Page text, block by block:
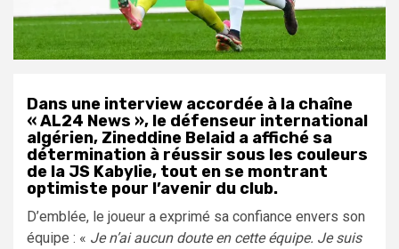
Dans une interview accordée à la chaîne
« AL24 News », le défenseur international
algérien, Zineddine Belaid a affiché sa
détermination à réussir sous les couleurs
de la JS Kabylie, tout en se montrant
optimiste pour l’avenir du club.
D’emblée, le joueur a exprimé sa confiance envers son
équipe : « Je n’ai aucun doute en cette équipe. Je suis